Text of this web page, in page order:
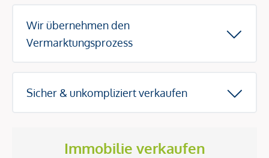
Wir übernehmen den
Vermarktungsprozess
Sicher & unkompliziert verkaufen
Immobilie verkaufen